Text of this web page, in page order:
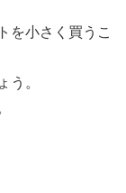
を小さく買うこ
う。